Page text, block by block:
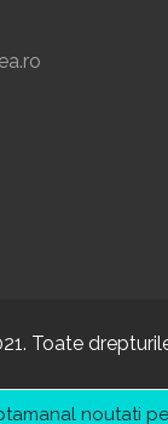
Toate
noutati